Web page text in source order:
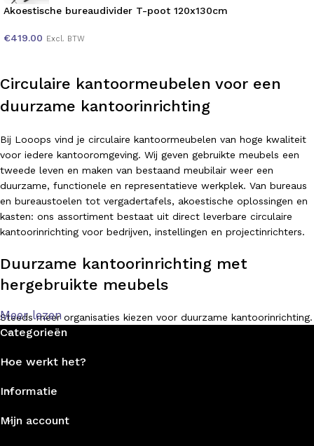
Akoestische bureaudivider T-poot 120x130cm
€419.00 Excl. BTW
Circulaire kantoormeubelen voor een
duurzame kantoorinrichting
Bij Looops vind je circulaire kantoormeubelen van hoge kwaliteit
voor iedere kantooromgeving. Wij geven gebruikte meubels een
tweede leven en maken van bestaand meubilair weer een
duurzame, functionele en representatieve werkplek. Van bureaus
en bureaustoelen tot vergadertafels, akoestische oplossingen en
kasten: ons assortiment bestaat uit direct leverbare circulaire
kantoorinrichting voor bedrijven, instellingen en projectinrichters.
Duurzame kantoorinrichting met
hergebruikte meubels
Steeds meer organisaties kiezen voor duurzame kantoorinrichting.
Met circulaire kantoormeubelen bespaar je niet alleen kosten,
geloven we in hergebruik, refurbishment en slim
en tafels opnieuw worden ingezet zonder in te leveren op
Meer lezen
Categorieën
Hoe werkt het?
Informatie
Mijn account